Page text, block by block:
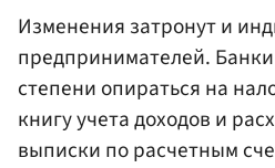
Изменения затронут и
предпринимателей.
степени опираться на
книгу учета доходов и
выписки по расчетным